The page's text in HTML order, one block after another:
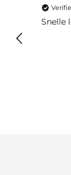
Snelle